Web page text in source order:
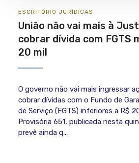
ESCRITÓRIO JURÍ­DICAS
União não vai mais à
cobrar dívida com FGTS
20 mil
O governo não vai mais ingressar
cobrar dívidas com o Fundo de
de Serviço (FGTS) inferiores a R$
Provisória 651, publicada nesta
prevê ainda q...